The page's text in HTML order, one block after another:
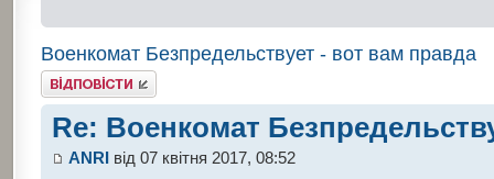
Военкомат Безпредельствует - вот вам правда
Відповісти
Re: Военкомат
ANRIвід 07 квітня 2017, 08:52